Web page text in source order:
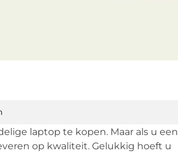
laptop te kopen. Maar als u een
op kwaliteit. Gelukkig hoeft u